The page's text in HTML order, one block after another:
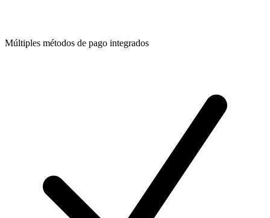
Múltiples métodos de pago integrados